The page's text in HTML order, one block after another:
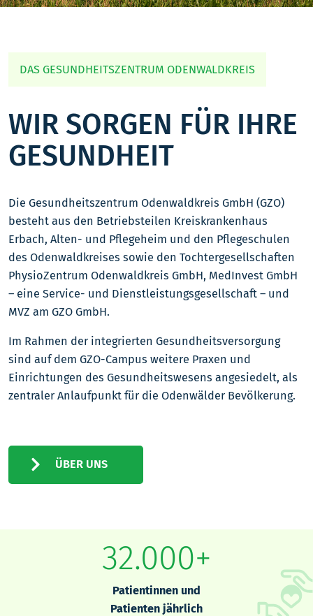
DAS GESUNDHEITSZENTRUM ODENWALDKREIS
WIR SORGEN FÜR IHRE
GESUNDHEIT
Die Gesundheitszentrum Odenwaldkreis GmbH (GZO)
besteht aus den Betriebsteilen Kreiskrankenhaus
Erbach, Alten- und Pflegeheim und den Pflegeschulen
des Odenwaldkreises sowie den Tochtergesellschaften
PhysioZentrum Odenwaldkreis GmbH, MedInvest GmbH
– eine Service- und Dienstleistungsgesellschaft – und
MVZ am GZO GmbH.
Im Rahmen der integrierten Gesundheitsversorgung
sind auf dem GZO-Campus weitere Praxen und
Einrichtungen des Gesundheitswesens angesiedelt, als
zentraler Anlaufpunkt für die Odenwälder Bevölkerung.
ÜBER UNS
32.000+
Patientinnen und
Patienten jährlich